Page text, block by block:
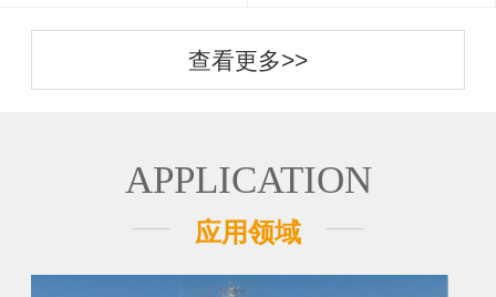
查看更多>>
APPLICATION
应用领域